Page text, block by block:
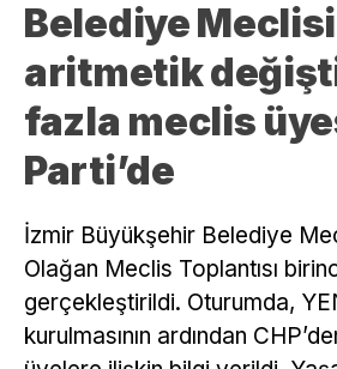
Belediye
aritmetik
fazla meclis
Parti’de
İzmir Büyükşehir Belediye
Olağan Meclis Toplantısı
gerçekleştirildi. Oturumda,
kurulmasının ardından